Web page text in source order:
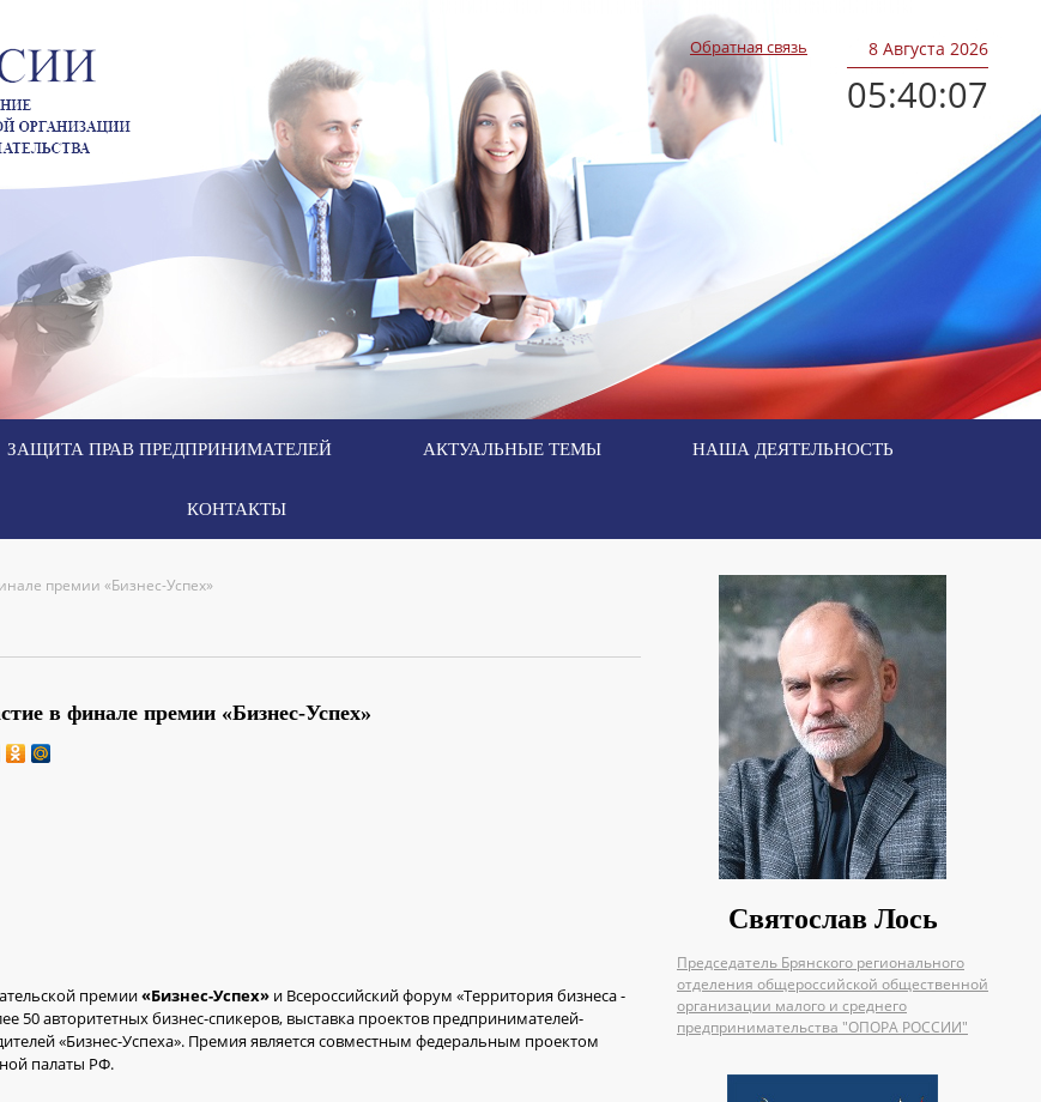
Обратная связь 8Августа 2026
05:40:07
ЗАЩИТА ПРАВ ПРЕДПРИНИМАТЕЛЕЙ АКТУАЛЬНЫЕ ТЕМЫ НАША ДЕЯТЕЛЬНОСТЬ
КОНТАКТЫ
Святослав Лось
Председатель Брянского регионального
отделения общероссийской общественной
организации малого и среднего
предпринимательства "ОПОРА РОССИИ"
премии «Бизнес-Успех»
в финале премии «Бизнес-Успех»
премии«Бизнес-Успех» и Всероссийский форум «Территория бизнеса -
50 авторитетных бизнес-спикеров, выставка проектов предпринимателей-
«Бизнес-Успеха». Премия является совместным федеральным проектом
палаты РФ.